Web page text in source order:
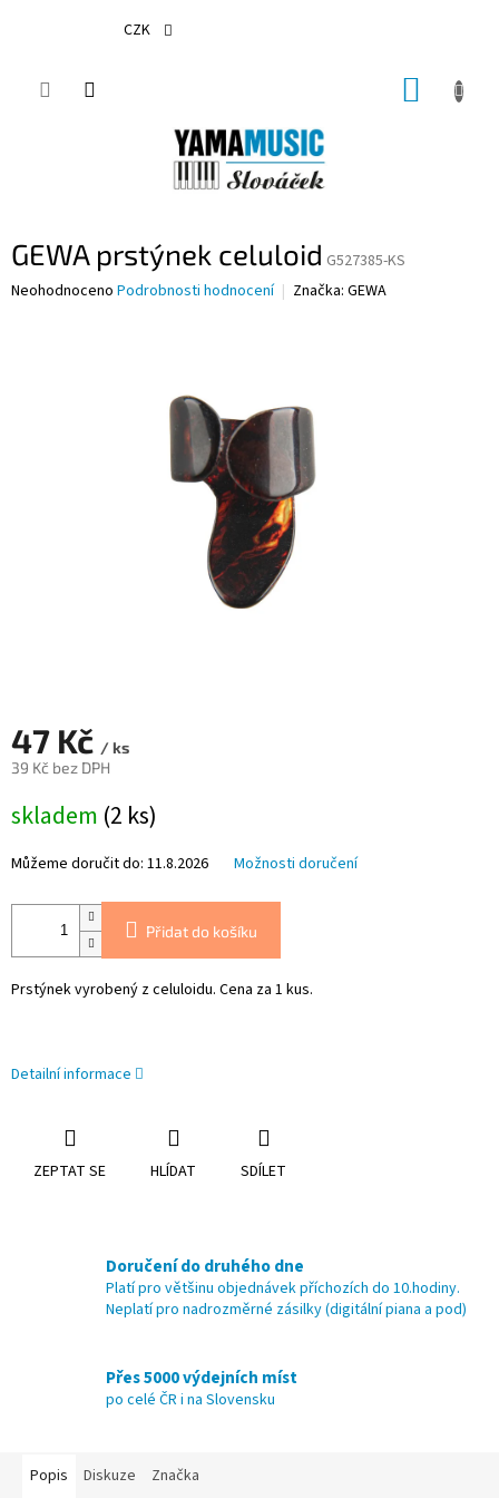
CZK
GEWA prstýnek celuloid G527385-KS
Průměrné
Neohodnoceno Podrobnosti hodnocení Značka: GEWA
47 Kč / ks
39 Kč bez DPH
cena:
skladem (2 ks)
Můžeme doručit do: 11.8.2026 Možnosti doručení
Přidat do košíku
Prstýnek vyrobený z celuloidu. Cena za 1 kus.
Detailní informace
ZEPTAT SE HLÍDAT SDÍLET
Doručení do druhého dne
Platí pro většinu objednávek příchozích do 10.hodiny.
Neplatí pro nadrozměrné zásilky (digitální piana a pod)
Přes 5000 výdejních míst
po celé ČR i na Slovensku
Popis Diskuze Značka